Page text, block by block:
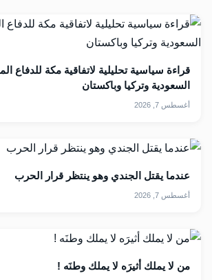
قراءة سياسية تحليلية لاتفاقية مكة للدفاع
السعودية وتركيا وباكستان
أغسطس 7, 2026
عندما يقتل الجندي وهو ينتظر قرار الحرب
أغسطس 7, 2026
من لا يملك أثيرَه لا يملك وطنَه !